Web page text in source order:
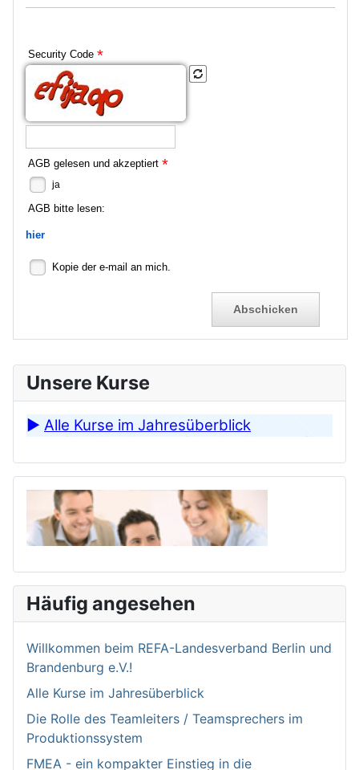
Security Code *
AGB gelesen und akzeptiert *
ja
AGB bitte lesen:
hier
Kopie der e-mail an mich.
Unsere Kurse
► Alle Kurse im Jahresüberblick
Häufig angesehen
Willkommen bei­m REFA-Landesverband Berlin und
Brandenburg e.V.!
Alle Kurse im Jahresüberblick
Die Rolle des Teamleiters / Teamsprechers im
Produktionssystem
FMEA - ein kompakter Einstieg in die